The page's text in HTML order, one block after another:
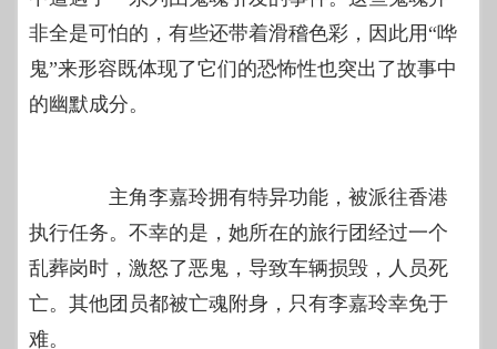
非全是可怕的，有些还带着滑稽色彩，因此用“哗
鬼”来形容既体现了它们的恐怖性也突出了故事中
的幽默成分。
主角李嘉玲拥有特异功能，被派往香港
执行任务。不幸的是，她所在的旅行团经过一个
乱葬岗时，激怒了恶鬼，导致车辆损毁，人员死
亡。其他团员都被亡魂附身，只有李嘉玲幸免于
难。